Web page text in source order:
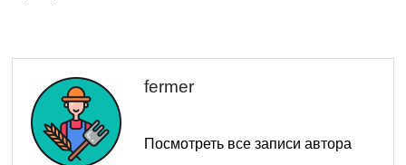
fermer
Посмотреть все записи автора